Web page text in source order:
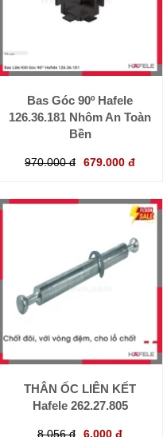
Bas Góc 90º Hafele
126.36.181 Nhôm An Toàn
Bền
970.000 đ 679.000 đ
THÂN ỐC LIÊN KẾT
Hafele 262.27.805
8.056 đ 6.000 đ